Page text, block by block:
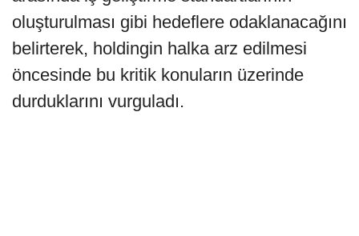
oluşturulması gibi hedeflere odaklanacağını
belirterek, holdingin halka arz edilmesi
öncesinde bu kritik konuların üzerinde
durduklarını vurguladı.